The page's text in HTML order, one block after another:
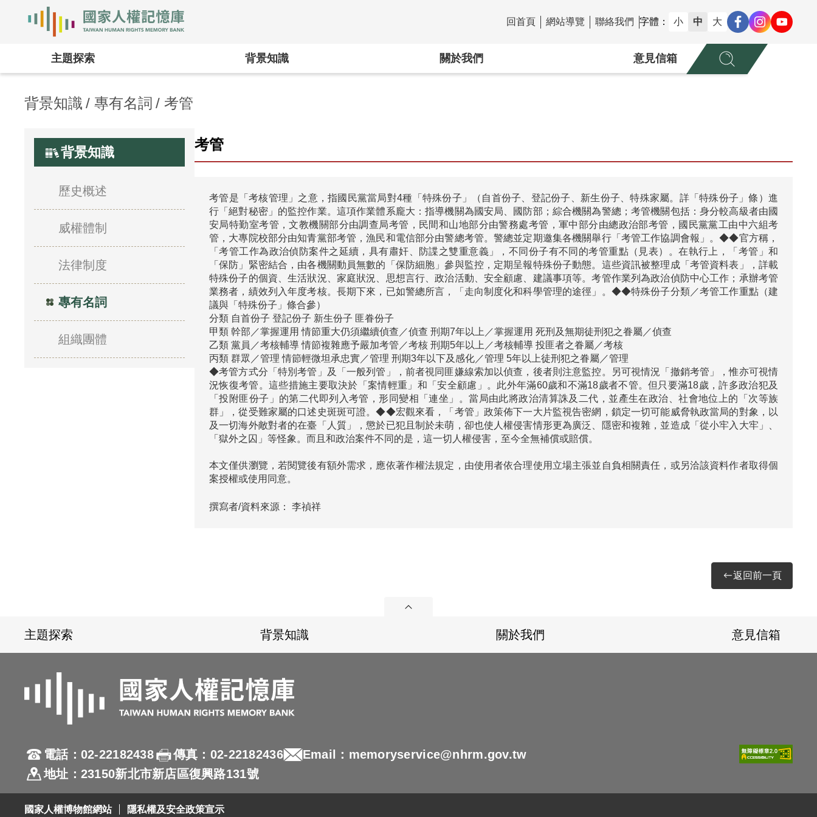
:::
回首頁 網站導覽 聯絡我們 字體： 小 中 大
主題探索 背景知識 關於我們 意見信箱
背景知識 專有名詞 考管
背景知識
歷史概述
威權體制
法律制度
專有名詞
組織團體
考管
考管是「考核管理」之意，指國民黨當局對4種「特殊份子」（自首份子、登記份子、新生份子、特殊家屬。詳「特殊份子」條）進
行「絕對秘密」的監控作業。這項作業體系龐大：指導機關為國安局、國防部；綜合機關為警總；考管機關包括：身分較高級者由國
安局特勤室考管，文教機關部分由調查局考管，民間和山地部分由警務處考管，軍中部分由總政治部考管，國民黨黨工由中六組考
管，大專院校部分由知青黨部考管，漁民和電信部分由警總考管。警總並定期邀集各機關舉行「考管工作協調會報」。◆◆官方稱，
「考管工作為政治偵防案件之延續，具有肅奸、防諜之雙重意義」，不同份子有不同的考管重點（見表）。在執行上，「考管」和
「保防」緊密結合，由各機關動員無數的「保防細胞」參與監控，定期呈報特殊份子動態。這些資訊被整理成「考管資料表」，詳載
特殊份子的個資、生活狀況、家庭狀況、思想言行、政治活動、安全顧慮、建議事項等。考管作業列為政治偵防中心工作；承辦考管
業務者，績效列入年度考核。長期下來，已如警總所言，「走向制度化和科學管理的途徑」。◆◆特殊份子分類／考管工作重點（建
議與「特殊份子」條合參）
分類 自首份子 登記份子 新生份子 匪眷份子
甲類 幹部／掌握運用 情節重大仍須繼續偵查／偵查 刑期7年以上／掌握運用 死刑及無期徒刑犯之眷屬／偵查
乙類 黨員／考核輔導 情節複雜應予嚴加考管／考核 刑期5年以上／考核輔導 投匪者之眷屬／考核
丙類 群眾／管理 情節輕微坦承忠實／管理 刑期3年以下及感化／管理 5年以上徒刑犯之眷屬／管理
◆考管方式分「特別考管」及「一般列管」，前者視同匪嫌線索加以偵查，後者則注意監控。另可視情況「撤銷考管」，惟亦可視情
況恢復考管。這些措施主要取決於「案情輕重」和「安全顧慮」。此外年滿60歲和不滿18歲者不管。但只要滿18歲，許多政治犯及
「投附匪份子」的第二代即列入考管，形同變相「連坐」。當局由此將政治清算誅及二代，並產生在政治、社會地位上的「次等族
群」，從受難家屬的口述史斑斑可證。◆◆宏觀來看，「考管」政策佈下一大片監視告密網，鎖定一切可能威脅執政當局的對象，以
及一切海外敵對者的在臺「人質」，懲於已犯且制於未萌，卻也使人權侵害情形更為廣泛、隱密和複雜，並造成「從小牢入大牢」、
本文僅供瀏覽，若閱覽後有額外需求，應依著作權法規定，由使用者依合理使用立場主張並自負相關責任，或另洽該資料作者取得個
案授權或使用同意。
撰寫者/資料來源： 李禎祥
返回前一頁
主題探索 背景知識 關於我們 意見信箱
電話：02-22182438 傳真：02-22182436
Email：memoryservice@nhrm.gov.tw
地址：23150新北市新店區復興路131號
國家人權博物館網站 隱私權及安全政策宣示